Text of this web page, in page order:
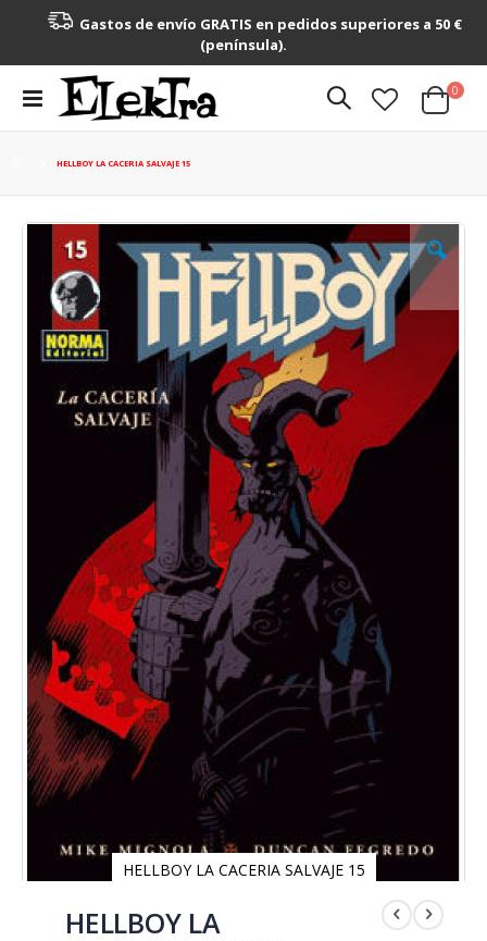
Gastos de envío GRATIS en pedidos superiores a 50 €
(península).
Toggle
Nav
Cart
0
HELLBOY LA CACERIA SALVAJE 15
Saltar
galería
HELLBOY LA CACERIA SALVAJE 15
comienzoHELLBOY LA